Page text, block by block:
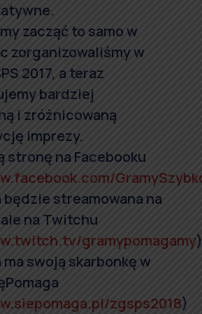
zacząć to samo w
zorganizowaliśmy w
2017, a teraz
bardziej
i zróżnicowaną
imprezy.
stronę na Facebooku
będzie streamowana na
na Twitchu
gramypomagamy
ma swoją skarbonkę w
zgsps2018)